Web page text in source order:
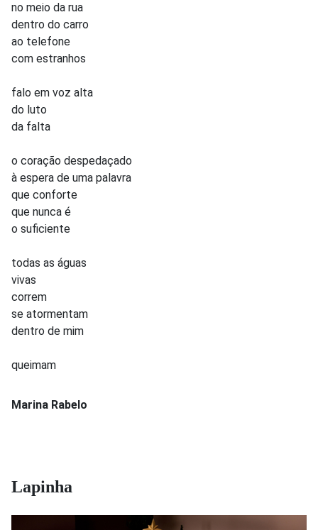
no meio da rua
dentro do carro
ao telefone
com estranhos
falo em voz alta
do luto
da falta
o coração despedaçado
à espera de uma palavra
que conforte
que nunca é
o suficiente
todas as águas
vivas
correm
se atormentam
dentro de mim
queimam
Marina Rabelo
Lapinha